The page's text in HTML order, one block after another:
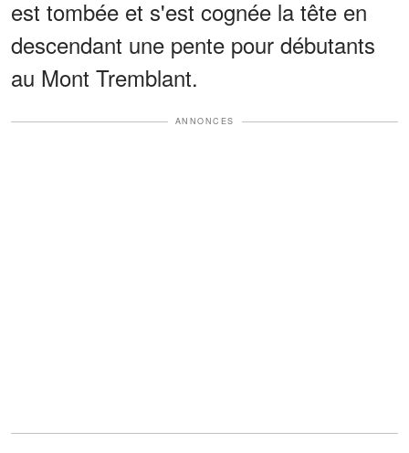
est tombée et s'est cognée la tête en
descendant une pente pour débutants
au Mont Tremblant.
ANNONCES